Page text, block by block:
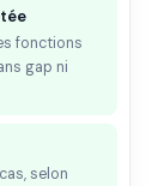
fonctions
gap ni
selon